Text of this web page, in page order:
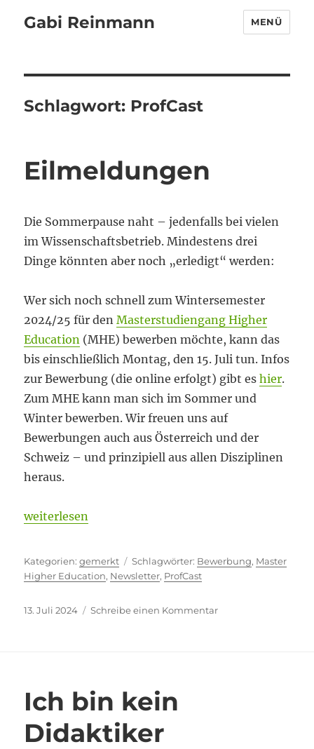
Gabi Reinmann MENÜ
Schlagwort: ProfCast
Eilmeldungen
Die Sommerpause naht – jedenfalls bei vielen
im Wissenschaftsbetrieb. Mindestens drei
Dinge könnten aber noch „erledigt“ werden:
Wer sich noch schnell zum Wintersemester
2024/25 für denMasterstudiengang Higher
Education (MHE) bewerben möchte, kann das
bis einschließlich Montag, den 15. Juli tun. Infos
zur Bewerbung (die online erfolgt) gibt eshier.
Zum MHE kann man sich im Sommer und
Winter bewerben. Wir freuen uns auf
Bewerbungen auch aus Österreich und der
Schweiz – und prinzipiell aus allen Disziplinen
heraus.
„Eilmeldungen“
weiterlesen
Kategorien
gemerkt Schlagwörter
Bewerbung, Master
Higher Education, Newsletter, ProfCast
Veröffentlicht
13. Juli 2024 Schreibe einen Kommentarzu
Ich bin kein
Didaktiker